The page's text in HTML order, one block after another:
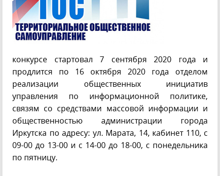
конкурсе стартовал 7 сентября 2020 года и
продлится по 16 октября 2020 года отделом
реализации общественных инициатив
управления по информационной политике,
связям со средствами массовой информации и
общественностью администрации города
Иркутска по адресу: ул. Марата, 14, кабинет 110, с
09-00 до 13-00 и с 14-00 до 18-00, с понедельника
по пятницу.